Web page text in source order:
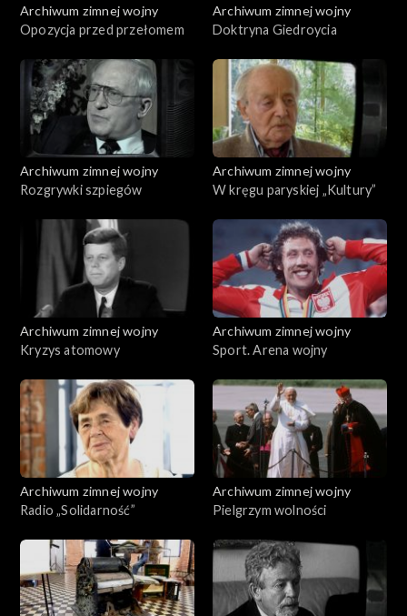
Archiwum zimnej wojny
Opozycja przed przełomem
Archiwum zimnej wojny
Doktryna Giedroycia
Archiwum zimnej wojny
Rozgrywki szpiegów
Archiwum zimnej wojny
W kręgu paryskiej „Kultury”
Archiwum zimnej wojny
Kryzys atomowy
Archiwum zimnej wojny
Sport. Arena wojny
Archiwum zimnej wojny
Radio „Solidarność”
Archiwum zimnej wojny
Pielgrzym wolności